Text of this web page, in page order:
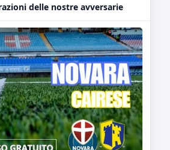
delle nostre avversarie